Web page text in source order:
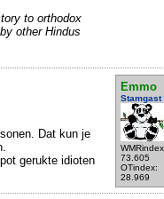
to orthodox
other Hindus
Emmo
Stamgast
73.605
OTindex:
28.969
Dat kun je
gerukte idioten